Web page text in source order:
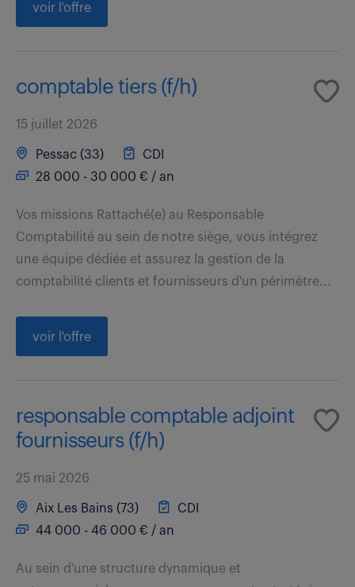
voir l'offre
comptable tiers (f/h)
15 juillet 2026
Pessac (33)
CDI
28 000 - 30 000 € / an
Vos missions Rattaché(e) au Responsable
Comptabilité au sein de notre siège, vous intégrez
une équipe dédiée et assurez la gestion de la
comptabilité clients et fournisseurs d'un périmètre...
voir l'offre
responsable comptable adjoint
fournisseurs (f/h)
25 mai 2026
Aix Les Bains (73)
CDI
44 000 - 46 000 € / an
Au sein d'une structure dynamique et